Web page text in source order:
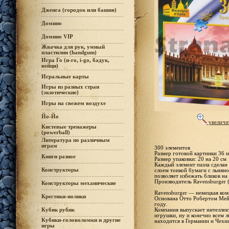
Дженга (городок или башня)
Домино
Домино VIP
Жвачка для рук, умный
пластилин (handgum)
Игра Го (и-го, i-go, бадук,
вейци)
Игральные карты
Игры из разных стран
(экзотические)
Игры на свежем воздухе
Йо-Йо
Кистевые тренажеры
(powerball)
Литература по различным
играм
Книги разное
Конструкторы
Конструкторы механические
Крестики-нолики
Кубик рубик
Кубики-головоломки и другие
игры
300 элементов
Размер готовой картинки 36
Размер упаковки: 20 на 20 см
Каждый элемент пазла
слоем тонкой бумаги с
позволяет избежать бликов
Производитель Ravensburger
Ravensburger — немецкая
Основана Отто Робертом
году.
Компания выпускает
игрушки, ну и конечно всем
находится в Германии и